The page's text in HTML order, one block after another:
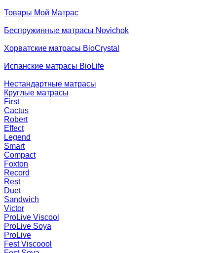
Товары Мой Матрас
Беспружинные матрасы Novichok
Хорватские матрасы BioCrystal
Испанские матрасы BioLife
Нестандартные матрасы
Круглые матрасы
First
Cactus
Robert
Effect
Legend
Smart
Compact
Foxton
Record
Rest
Duet
Sandwich
Victor
ProLive Viscool
ProLive Soya
ProLive
Fest Viscoool